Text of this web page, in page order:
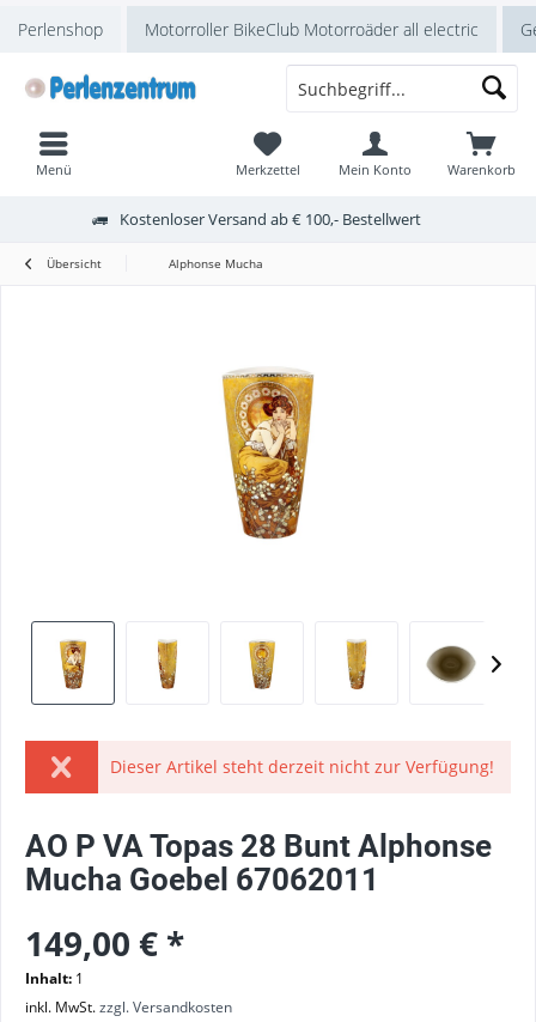
Perlenshop Motorroller BikeClub Motorroäder all electric
Kostenloser Versand ab € 100,- Bestellwert
Warenkorb
Merkzettel Mein Konto
Menü
Übersicht Alphonse Mucha
Dieser Artikel steht derzeit nicht zur Verfügung!
AO P VA Topas 28 Bunt Alphonse
Mucha Goebel 67062011
149,00 € *
Inhalt: 1
inkl. MwSt.zzgl. Versandkosten